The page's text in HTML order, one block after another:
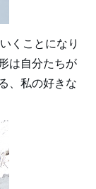
くことになり
は自分たちが
、私の好きな